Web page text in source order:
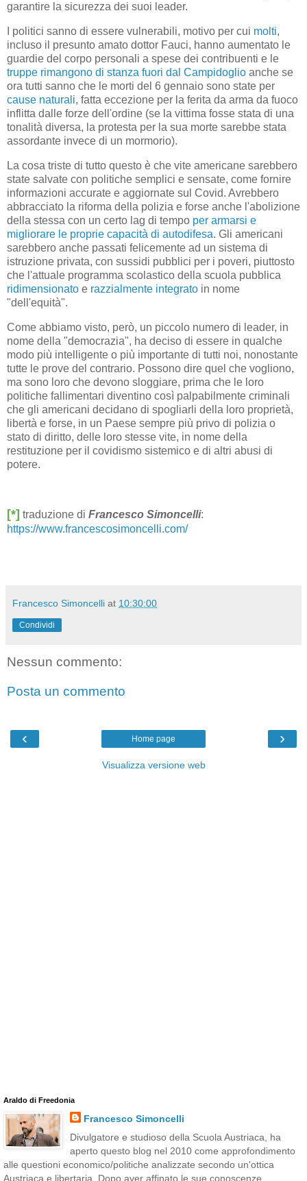
garantire la sicurezza dei suoi leader.
I politici sanno di essere vulnerabili, motivo per cui molti,
incluso il presunto amato dottor Fauci, hanno aumentato le
guardie del corpo personali a spese dei contribuenti e le
truppe rimangono di stanza fuori dal Campidoglio anche se
ora tutti sanno che le morti del ​​6 gennaio sono state per
cause naturali, fatta eccezione per la ferita da arma da fuoco
inflitta dalle forze dell'ordine (se la vittima fosse stata di una
tonalità diversa, la protesta per la sua morte sarebbe stata
assordante invece di un mormorio).
La cosa triste di tutto questo è che vite americane sarebbero
state salvate con politiche semplici e sensate, come fornire
informazioni accurate e aggiornate sul Covid. Avrebbero
abbracciato la riforma della polizia e forse anche l'abolizione
della stessa con un certo lag di tempo per armarsi e
migliorare le proprie capacità di autodifesa. Gli americani
sarebbero anche passati felicemente ad un sistema di
istruzione privata, con sussidi pubblici per i poveri, piuttosto
che l'attuale programma scolastico della scuola pubblica
ridimensionato e razzialmente integrato in nome
"dell'equità".
Come abbiamo visto, però, un piccolo numero di leader, in
nome della "democrazia", ​​ha deciso di essere in qualche
modo più intelligente o più importante di tutti noi, nonostante
tutte le prove del contrario. Possono dire quel che vogliono,
ma sono loro che devono sloggiare, prima che le loro
politiche fallimentari diventino così palpabilmente criminali
che gli americani decidano di spogliarli della loro proprietà,
libertà e forse, in un Paese sempre più privo di polizia o
stato di diritto, delle loro stesse vite, in nome della
restituzione per il covidismo sistemico e di altri abusi di
potere.
[*] traduzione di Francesco Simoncelli:
https://www.francescosimoncelli.com/
Francesco Simoncelli at 10:30:00
Condividi
Nessun commento:
Posta un commento
‹ ›
Home page
Visualizza versione web
Araldo di Freedonia
Francesco Simoncelli
Divulgatore e studioso della Scuola Austriaca, ha
aperto questo blog nel 2010 come approfondimento
alle questioni economico/politiche analizzate secondo un'ottica
Austriaca e libertaria. Dopo aver affinato le sue conoscenze